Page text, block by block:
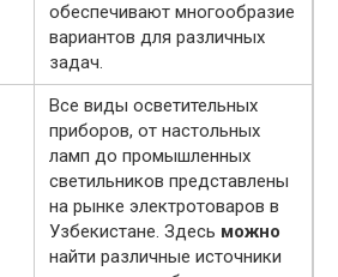
обеспечивают многообразие
вариантов для различных
задач.
Все виды осветительных
приборов, от настольных
ламп до промышленных
светильников представлены
на рынке электротоваров в
Узбекистане. Здесь можно
найти различные источники